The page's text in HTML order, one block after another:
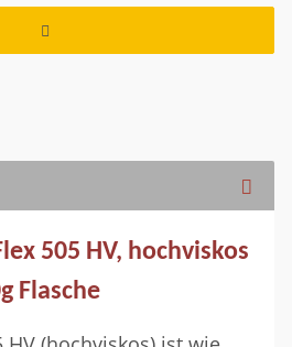
505 HV, hochviskos
Flasche